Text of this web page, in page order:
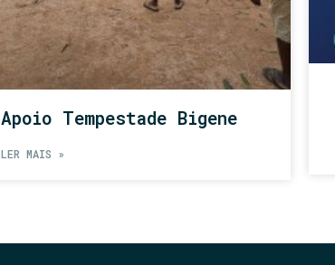
Apoio Tempestade Bigene
LER MAIS »